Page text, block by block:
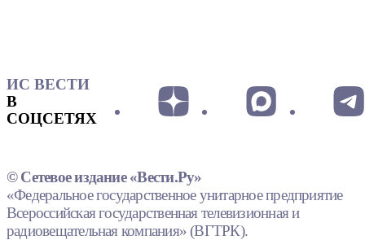
ИС ВЕСТИ
В
СОЦСЕТЯХ
© Сетевое издание «Вести.Ру»
«Федеральное государственное унитарное предприятие
Всероссийская государственная телевизионная и
радиовещательная компания» (ВГТРК).